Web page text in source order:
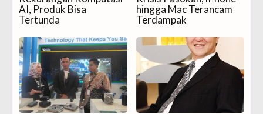
AI, Produk Bisa
Tertunda
hingga Mac Terancam
Terdampak